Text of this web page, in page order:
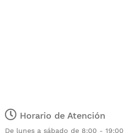
Horario de Atención
De lunes a sábado de 8:00 - 19:00